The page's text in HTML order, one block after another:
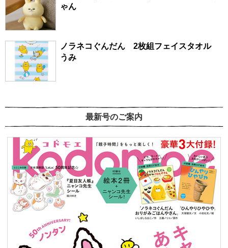
ゃん
ノラネコぐんだん 2枚組フェイスタオル
うみ
最新号のご案内